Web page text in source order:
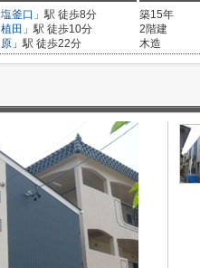
塩釜口 」駅 徒歩8分
植田 」駅 徒歩10分
原 」駅 徒歩22分
築15年
2階建
木造